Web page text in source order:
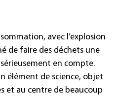
avec l’explosion
de faire des déchets une
en compte.
élément de science, objet
et au centre de beaucoup